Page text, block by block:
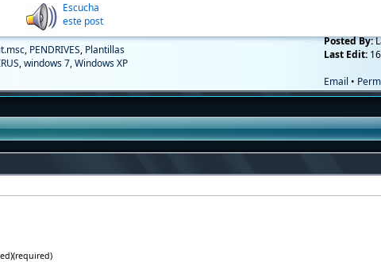
Escucha
este post
Posted By:
Last Edit:
Email •
, PENDRIVES, Plantillas
,windows 7,Windows XP